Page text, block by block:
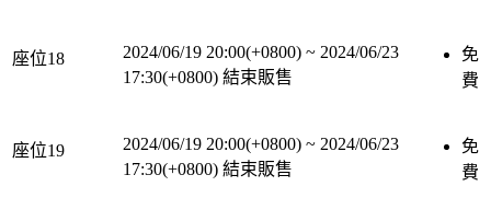
座位18 2024/06/19 20:00(+0800) ~ 2024/06/23
17:30(+0800) 結束販售
免
費
座位19 2024/06/19 20:00(+0800) ~ 2024/06/23
17:30(+0800) 結束販售
免
費